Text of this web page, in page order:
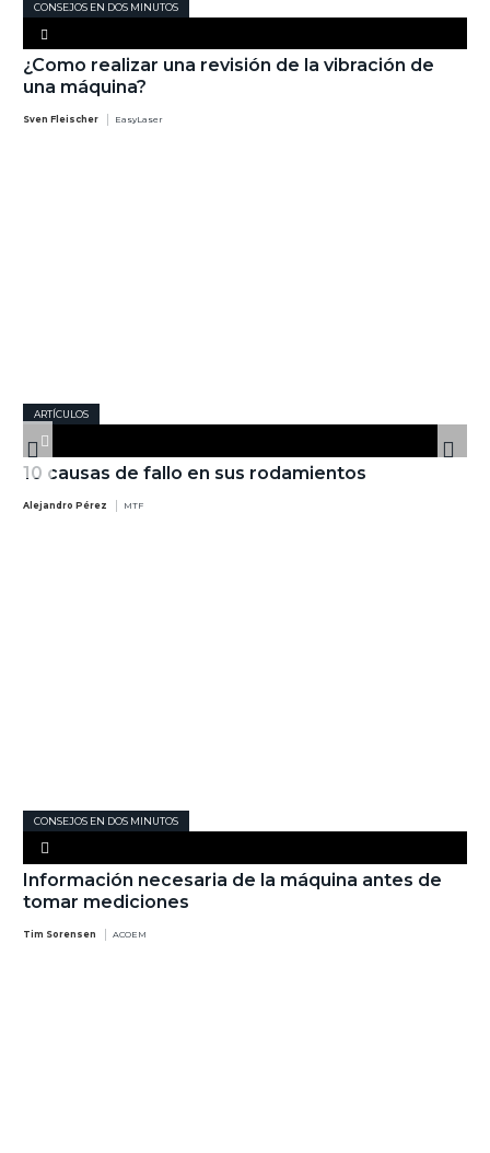
CONSEJOS EN DOS MINUTOS
¿Como realizar una revisión de la vibración de
una máquina?
Sven Fleischer EasyLaser
ARTÍCULOS
10 causas de fallo en sus rodamientos
Alejandro Pérez MTF
CONSEJOS EN DOS MINUTOS
Información necesaria de la máquina antes de
tomar mediciones
Tim Sorensen ACOEM